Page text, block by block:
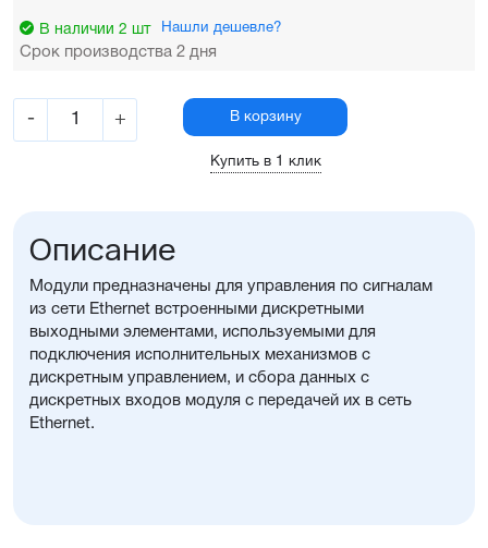
В наличии 2 шт Нашли дешевле?
Срок производства 2 дня
- + В корзину
Купить в 1 клик
Описание
Модули предназначены для управления по сигналам
из сети Ethernet встроенными дискретными
выходными элементами, используемыми для
подключения исполнительных механизмов с
дискретным управлением, и сбора данных с
дискретных входов модуля с передачей их в сеть
Ethernet.